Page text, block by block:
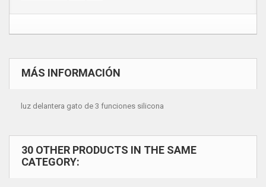
MÁS INFORMACIÓN
luz delantera gato de 3 funciones silicona
30 OTHER PRODUCTS IN THE SAME
CATEGORY: